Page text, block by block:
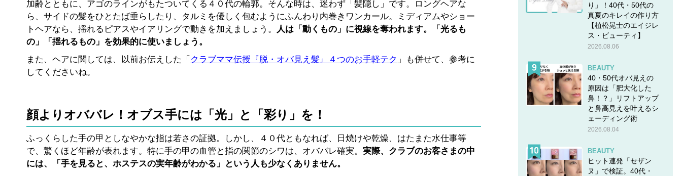
加齢とともに、アゴのラインがもたついてくる４０代の輪郭。そんな時は、迷わず「髪隠し」です。ロングヘアな
ら、サイドの髪をひとたば垂らしたり、タルミを優しく包むようにふんわり内巻きワンカール。ミディアムやショー
トヘアなら、揺れるピアスやイアリングで動きを加えましょう。 人は「動くもの」に視線を奪われます。「光るも
の」「揺れるもの」を効果的に使いましょう。
また、ヘアに関しては、以前お伝えした「 クラブママ伝授『脱・オバ見え髪』４つのお手軽テク 」も併せて、参考に
してくださいね。
顔よりオババレ！オブス手には「光」と「彩り」を！
ふっくらした手の甲としなやかな指は若さの証拠。しかし、４０代ともなれば、日焼けや乾燥、はたまた水仕事等
で、驚くほど年齢が表れます。特に手の甲の血管と指の関節のシワは、オババレ確実。実際、クラブのお客さまの中
には、「手を見ると、ホステスの実年齢がわかる」という人も少なくありません。
り」！40代・50代の
真夏のキレイの作り方
【植松晃士のエイジレ
ス・ビューティ】
2026.08.06
BEAUTY
40・50代オバ見えの
原因は「肥大化した
鼻！？」リフトアップ
と鼻高見えを叶えるシ
ェーディング術
2026.08.04
BEAUTY
ヒット連発「セザン
ヌ」で検証。40代・